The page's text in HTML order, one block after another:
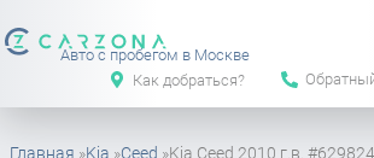
Авто с пробегом в Москве
Как добраться?
Главная »Kia »Ceed »Kia Ceed 2010 г.в.